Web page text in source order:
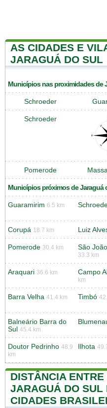
AS CIDADES E
JARAGUÁ DO SUL
Municípios nas proximidades de
Schroeder
Schroeder
Pomerode
Municípios próximos de Jaraguá
Guaramirim 6.5 km
Corupá 18.7 km Luiz
Pomerode 30.4 km São
33.3 km
Araquari 36.6 km Campo
km
Barra Velha 41.4 km Timbó
Balneário Barra do
Sul 45.4 km
Doutor Pedrinho 48.9
km
Ilhota
DISTÂNCIA
JARAGUÁ DO SUL
CIDADES